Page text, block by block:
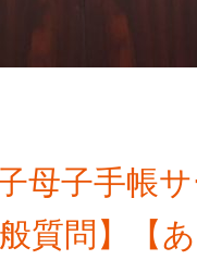
母子手帳
質問】【あ